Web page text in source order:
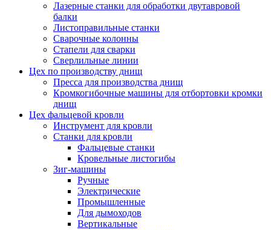
Лазерные станки для обработки двутавровой
балки
Листоправильные станки
Сварочные колонны
Стапели для сварки
Сверлильные линии
Цех по производству днищ
Пресса для производства днищ
Кромкогибочные машины для отбортовки кромки
днищ
Цех фальцевой кровли
Инструмент для кровли
Станки для кровли
Фальцевые станки
Кровельные листогибы
Зиг-машины
Ручные
Электрические
Промышленные
Для дымоходов
Вертикальные